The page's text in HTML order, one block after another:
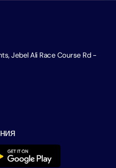
Jebel Ali Race Course Rd -